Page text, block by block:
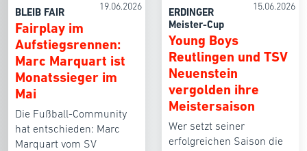
19.06.2026
BLEIB FAIR
Fairplay im
Aufstiegsrennen:
Marc Marquart ist
Monatssieger im
Mai
Die Fußball-Community
hat entschieden: Marc
Marquart vom SV
15.06.2026
ERDINGER
Meister-Cup
Young Boys
Reutlingen und TSV
Neuenstein
vergolden ihre
Meistersaison
Wer setzt seiner
erfolgreichen Saison die